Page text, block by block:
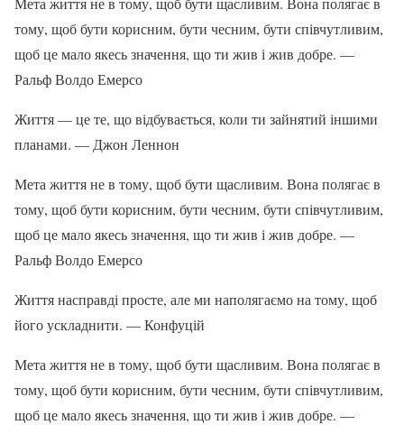
тому, щоб бути корисним, бути чесним, бути співчутливим,
щоб це мало якесь значення, що ти жив і жив добре. —
Ральф Волдо Емерсо
Життя — це те, що відбувається, коли ти зайнятий іншими
планами. — Джон Леннон
Мета життя не в тому, щоб бути щасливим. Вона полягає в
тому, щоб бути корисним, бути чесним, бути співчутливим,
щоб це мало якесь значення, що ти жив і жив добре. —
Ральф Волдо Емерсо
Життя насправді просте, але ми наполягаємо на тому, щоб
його ускладнити. — Конфуцій
Мета життя не в тому, щоб бути щасливим. Вона полягає в
тому, щоб бути корисним, бути чесним, бути співчутливим,
щоб це мало якесь значення, що ти жив і жив добре. —